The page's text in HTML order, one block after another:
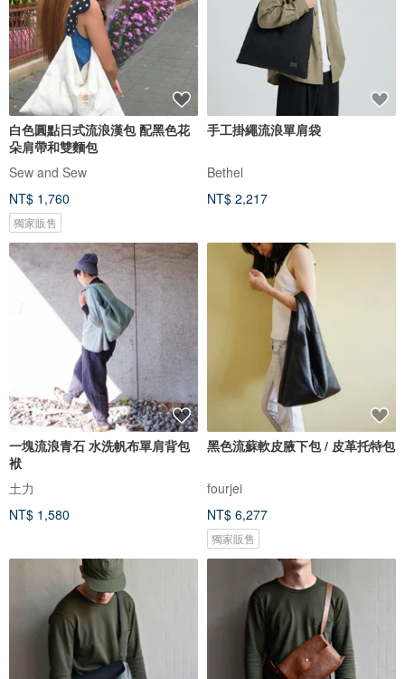
白色圓點日式流浪漢包 配黑色花
朵肩帶和雙麵包
Sew and Sew
NT$ 1,760
獨家販售
手工掛繩流浪單肩袋
Bethel
NT$ 2,217
一塊流浪青石 水洗帆布單肩背包
袱
土力
NT$ 1,580
黑色流蘇軟皮腋下包 / 皮革托特包
fourjei
NT$ 6,277
獨家販售